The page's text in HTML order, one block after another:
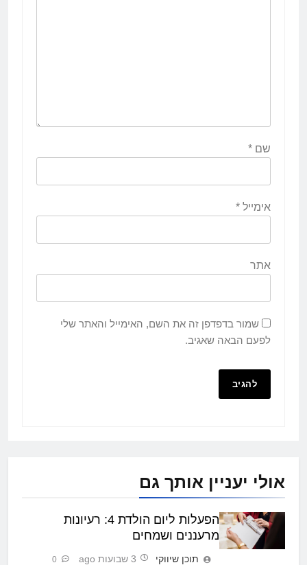
שם *
אימייל *
אתר
שמור בדפדפן זה את השם, האימייל והאתר שלי
לפעם הבאה שאגיב.
אולי יעניין אותך גם
הפעלות ליום הולדת 4: רעיונות
מרעננים ושמחים
תוכן שיווקי 3 שבועות ago 0